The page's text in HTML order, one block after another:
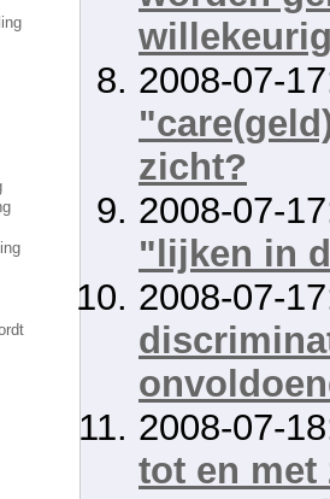
2008-07-
zicht?
2008-07-
"lijken in
2008-07-
2008-07-
tot en met